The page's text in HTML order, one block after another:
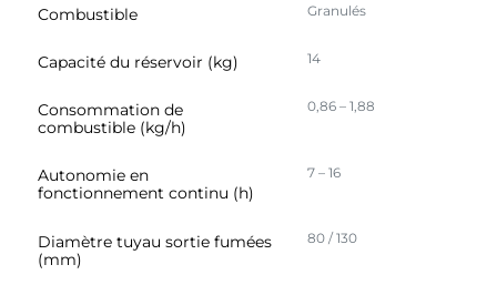
Combustible Granulés
Capacité du réservoir (kg) 14
Consommation de
combustible (kg/h)
0,86 – 1,88
Autonomie en
fonctionnement continu (h)
7 – 16
Diamètre tuyau sortie fumées
(mm)
80 / 130